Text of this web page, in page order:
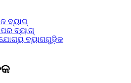
ବ୍ୟାଗ୍
ବ୍ୟାଗ୍
ବ୍ୟାଗଗୁଡ଼ିକ